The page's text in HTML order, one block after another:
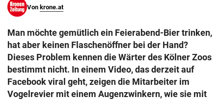
Von krone.at
Man möchte gemütlich ein Feierabend-Bier trinken,
hat aber keinen Flaschenöffner bei der Hand?
Dieses Problem kennen die Wärter des Kölner Zoos
bestimmt nicht. In einem Video, das derzeit auf
Facebook viral geht, zeigen die Mitarbeiter im
Vogelrevier mit einem Augenzwinkern, wie sie mit